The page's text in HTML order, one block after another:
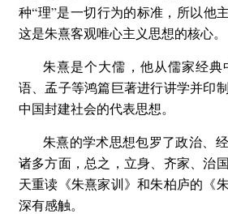
种“理”是一切行为的标准，所以他
这是朱熹客观唯心主义思想的核心。
朱熹是个大儒，他从儒家经
语、孟子等鸿篇巨著进行讲学并印
中国封建社会的代表思想。
朱熹的学术思想包罗了政治、
诸多方面，总之，立身、齐家、治
天重读《朱熹家训》和朱柏庐的《
深有感触。